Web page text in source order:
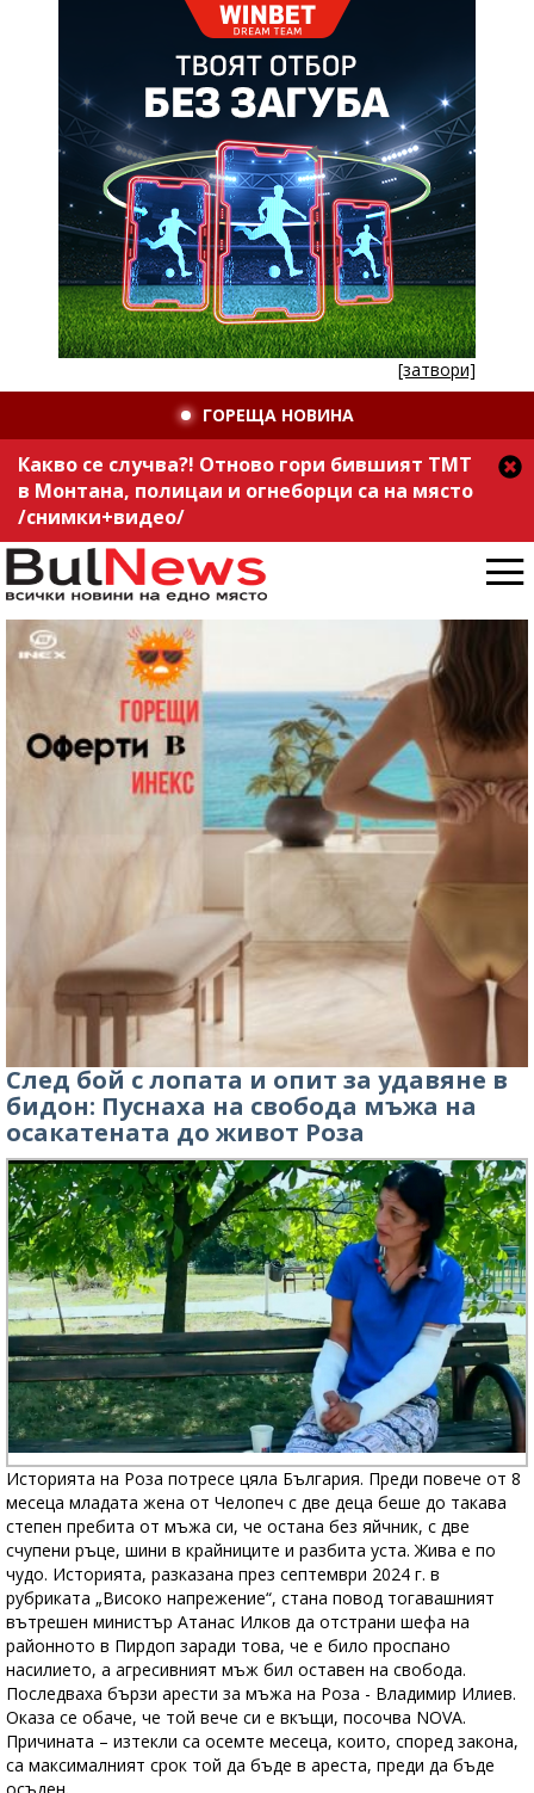
[затвори]
ГОРЕЩА НОВИНА
Какво се случва?! Отново гори бившият ТМТ
в Монтана, полицаи и огнеборци са на място
/снимки+видео/
След бой с лопата и опит за удавяне в
бидон: Пуснаха на свобода мъжа на
осакатената до живот Роза
Историята на Роза потресе цяла България. Преди повече от 8
месеца младата жена от Челопеч с две деца беше до такава
степен пребита от мъжа си, че остана без яйчник, с две
счупени ръце, шини в крайниците и разбита уста. Жива е по
чудо. Историята, разказана през септември 2024 г. в
рубриката „Високо напрежение“, стана повод тогавашният
вътрешен министър Атанас Илков да отстрани шефа на
районното в Пирдоп заради това, че е било проспано
насилието, а агресивният мъж бил оставен на свобода.
Последваха бързи арести за мъжа на Роза - Владимир Илиев.
Оказа се обаче, че той вече си е вкъщи, посочва NOVA.
Причината – изтекли са осемте месеца, които, според закона,
са максималният срок той да бъде в ареста, преди да бъде
осъден.